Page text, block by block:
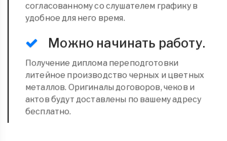
согласованному со слушателем графику в
удобное для него время.
Можно начинать работу.
Получение диплома переподготовки
литейное производство черных и цветных
металлов. Оригиналы договоров, чеков и
актов будут доставлены по вашему адресу
бесплатно.